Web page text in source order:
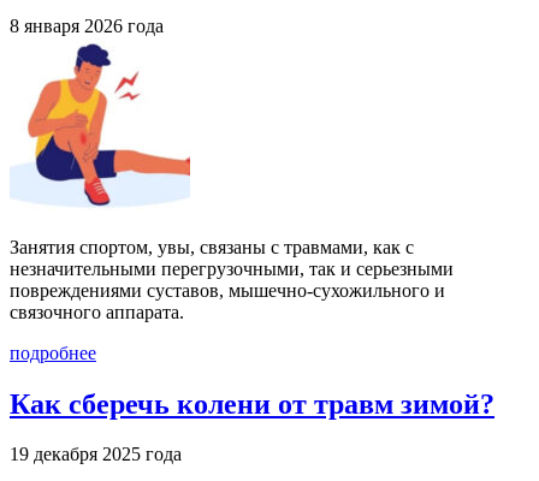
8 января 2026 года
Занятия спортом, увы, связаны с травмами, как с
незначительными перегрузочными, так и серьезными
повреждениями суставов, мышечно-сухожильного и
связочного аппарата.
подробнее
Как сберечь колени от травм зимой?
19 декабря 2025 года